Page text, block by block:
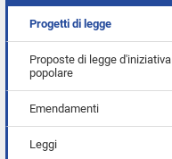
Progetti di legge
Proposte di legge d'iniziativa
popolare
Emendamenti
Leggi